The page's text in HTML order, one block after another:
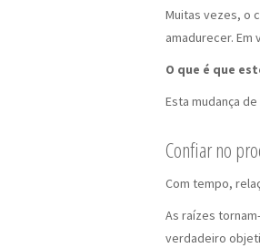
Muitas vezes, o
amadurecer.
O que é que
Esta mudança
Confiar no
Com tempo,
As raízes
verdadeiro